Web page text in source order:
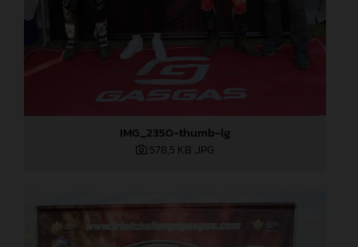
IMG_2350-thumb-lg
578,5 KB .JPG